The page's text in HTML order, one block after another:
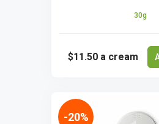
30g
$11.50 a cream
-20%